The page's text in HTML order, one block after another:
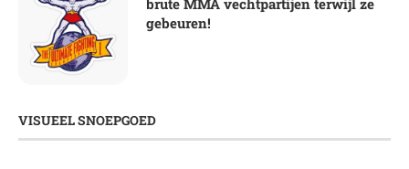
gebeuren!
VISUEEL SNOEPGOED